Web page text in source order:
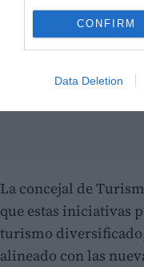
CONFIRM
Data Deletion
La concejal de
que estas iniciativas
turismo
alineado con las